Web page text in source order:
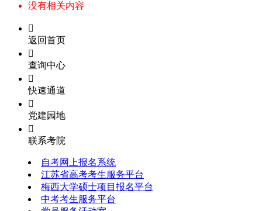
没有相关内容

返回首页

查询中心

快速通道

党建园地

联系考院
自考网上报名系统
江苏省高考考生服务平台
梅西大学硕士项目报名平台
中考考生服务平台